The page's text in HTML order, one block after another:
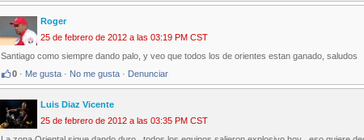
Roger
25 de febrero de 2012 a las 03:19 PM CST
Santiago como siempre dando palo, y veo que todos los de orientes estan ganado, saludos
0 · Me gusta · No me gusta · Denunciar
Luis Diaz Vicente
25 de febrero de 2012 a las 03:35 PM CST